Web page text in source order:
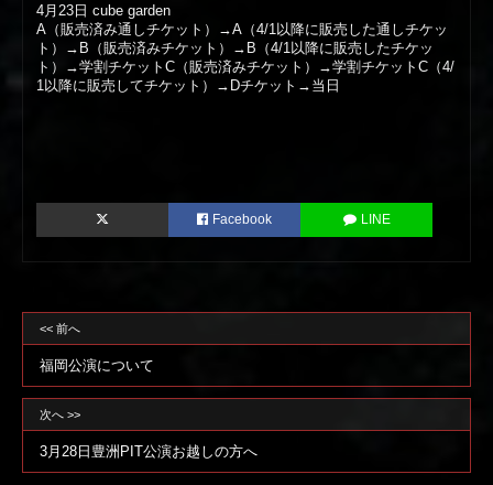
4月23日 cube garden
A（販売済み通しチケット）→A（4/1以降に販売した通しチケッ
ト）→B（販売済みチケット）→B（4/1以降に販売したチケッ
ト）→学割チケットC（販売済みチケット）→学割チケットC（4/
1以降に販売してチケット）→Dチケット→当日
Facebook LINE
<< 前へ
福岡公演について
次へ >>
3月28日豊洲PIT公演お越しの方へ